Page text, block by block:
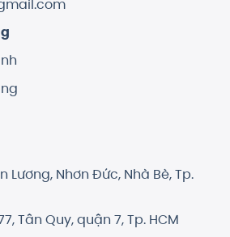
Lương, Nhơn Đức, Nhà Bè, Tp.
Tân Quy, quận 7, Tp. HCM